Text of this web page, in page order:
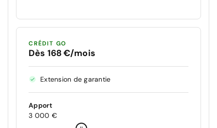
CRÉDIT GO
Dès 168 €/mois
Extension de garantie
Apport
3 000 €